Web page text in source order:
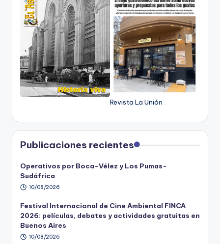
Revista La Unión
Publicaciones recientes
Operativos por Boca-Vélez y Los Pumas-
Sudáfrica
10/08/2026
Festival Internacional de Cine Ambiental FINCA
2026: películas, debates y actividades gratuitas en
Buenos Aires
10/08/2026